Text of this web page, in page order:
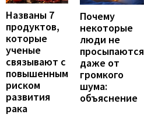
Названы 7
продуктов,
которые
ученые
связывают с
повышенным
риском
развития
рака
Почему
некоторые
люди не
просыпаются
даже от
громкого
шума:
объяснение